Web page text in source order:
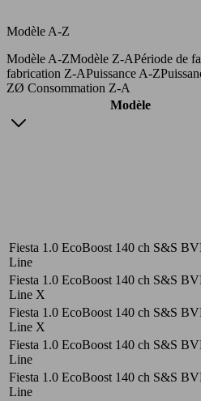
Modèle A-Z
Modèle A-ZModèle Z-APériode de
fabrication Z-APuissance A-Z
ZØ Consommation Z-A
Modèle
Fiesta 1.0 EcoBoost 140 ch S&S
Line
Fiesta 1.0 EcoBoost 140 ch S&S
Line X
Fiesta 1.0 EcoBoost 140 ch S&S
Line X
Fiesta 1.0 EcoBoost 140 ch S&S
Line
Fiesta 1.0 EcoBoost 140 ch S&S
Line